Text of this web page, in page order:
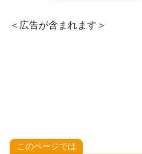
＜広告が含まれます＞
このページでは